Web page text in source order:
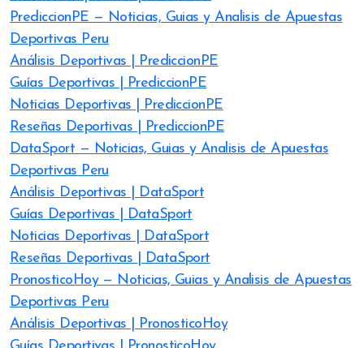
PrediccionPE — Noticias, Guias y Analisis de Apuestas
Deportivas Peru
Análisis Deportivas | PrediccionPE
Guías Deportivas | PrediccionPE
Noticias Deportivas | PrediccionPE
Reseñas Deportivas | PrediccionPE
DataSport — Noticias, Guias y Analisis de Apuestas
Deportivas Peru
Análisis Deportivas | DataSport
Guías Deportivas | DataSport
Noticias Deportivas | DataSport
Reseñas Deportivas | DataSport
PronosticoHoy — Noticias, Guias y Analisis de Apuestas
Deportivas Peru
Análisis Deportivas | PronosticoHoy